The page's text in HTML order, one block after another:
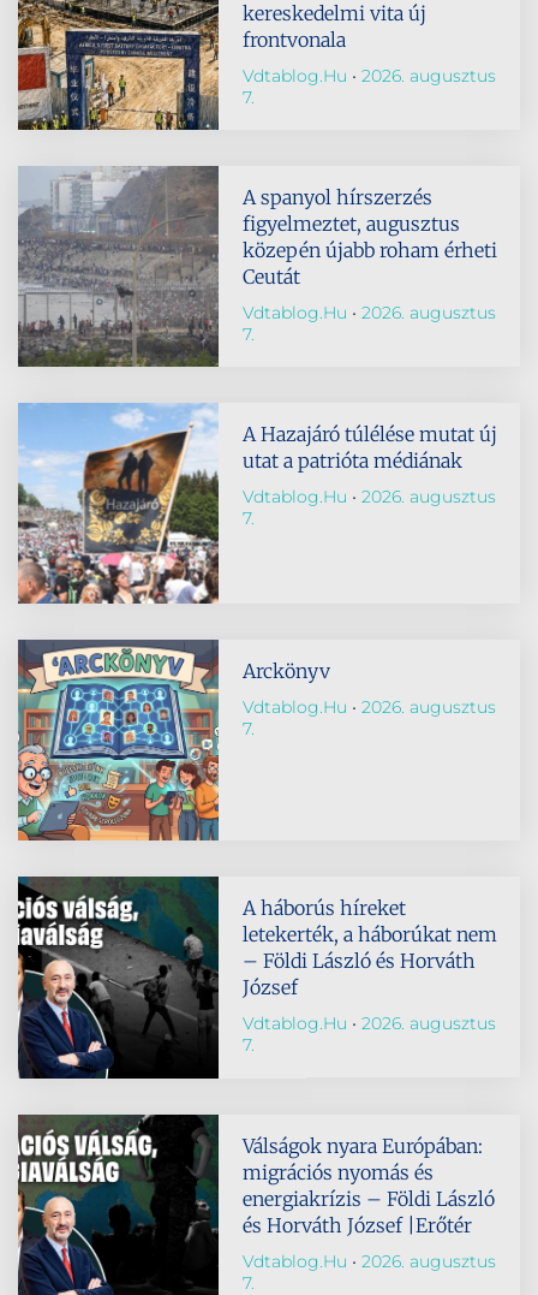
kereskedelmi vita új
frontvonala
Vdtablog.hu
2026. augusztus
7.
A spanyol hírszerzés
figyelmeztet, augusztus
közepén újabb roham érheti
Ceutát
Vdtablog.hu
2026. augusztus
7.
A Hazajáró túlélése mutat új
utat a patrióta médiának
Vdtablog.hu
2026. augusztus
7.
Arckönyv
Vdtablog.hu
2026. augusztus
7.
A háborús híreket
letekerték, a háborúkat nem
– Földi László és Horváth
József
Vdtablog.hu
2026. augusztus
7.
Válságok nyara Európában:
migrációs nyomás és
energiakrízis – Földi László
és Horváth József |Erőtér
Vdtablog.hu
2026. augusztus
7.